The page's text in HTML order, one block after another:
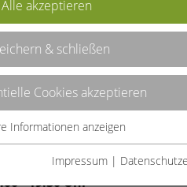
Workshops in unserem
95 an:
und Geist -15.02.2025-
- 19.30 Uhr
Alle akzeptieren
& schließen
Cookies akzeptieren
für grundlegende Funktionen der
Informationen anzeigen
Impressum |